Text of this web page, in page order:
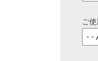
ご使